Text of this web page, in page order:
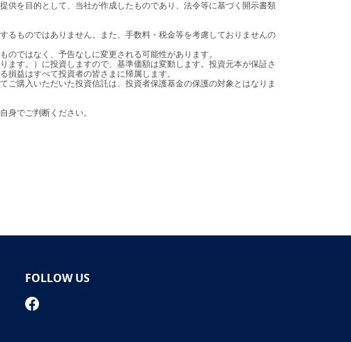
益はすべて投資者の皆さまに帰属します。
身でご判断ください。
FOLLOW US